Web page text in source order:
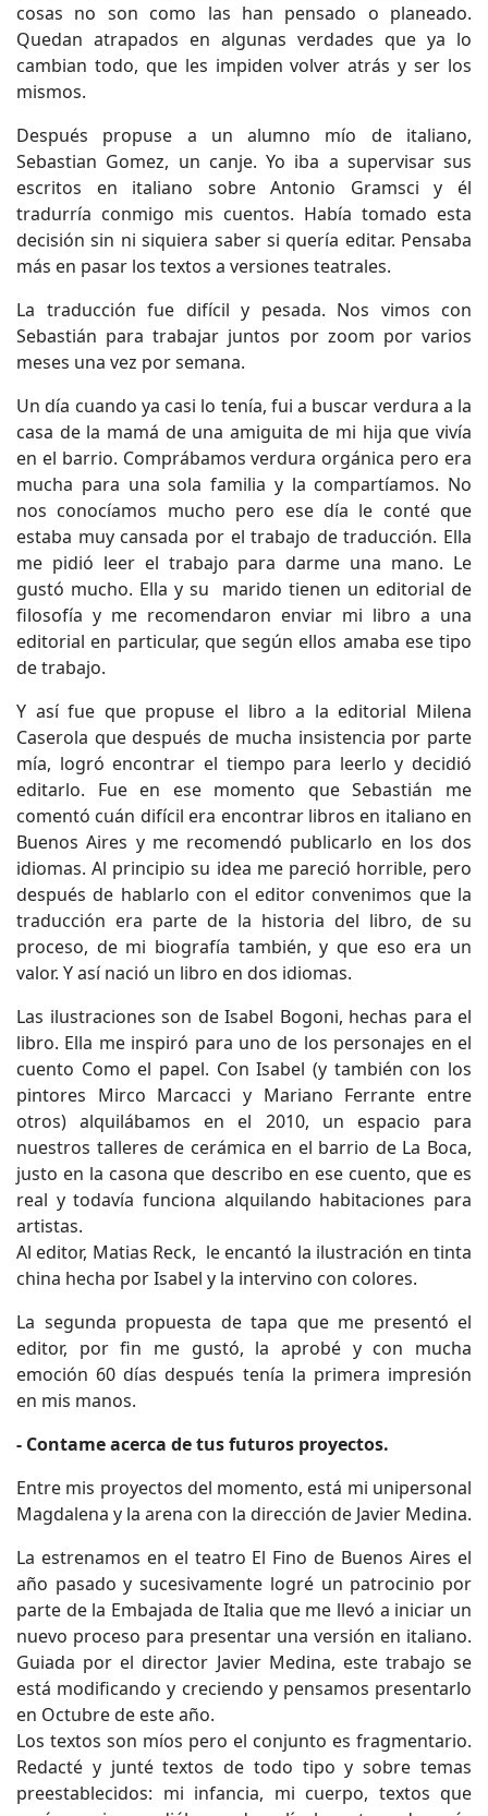
cosas no son como las han pensado o planeado.
Quedan atrapados en algunas verdades que ya lo
cambian todo, que les impiden volver atrás y ser los
mismos.
Después propuse a un alumno mío de italiano,
Sebastian Gomez, un canje. Yo iba a supervisar sus
escritos en italiano sobre Antonio Gramsci y él
tradurría conmigo mis cuentos. Había tomado esta
decisión sin ni siquiera saber si quería editar. Pensaba
más en pasar los textos a versiones teatrales.
La traducción fue difícil y pesada. Nos vimos con
Sebastián para trabajar juntos por zoom por varios
meses una vez por semana.
Un día cuando ya casi lo tenía, fui a buscar verdura a la
casa de la mamá de una amiguita de mi hija que vivía
en el barrio. Comprábamos verdura orgánica pero era
mucha para una sola familia y la compartíamos. No
nos conocíamos mucho pero ese día le conté que
estaba muy cansada por el trabajo de traducción. Ella
me pidió leer el trabajo para darme una mano. Le
gustó mucho. Ella y su marido tienen un editorial de
filosofía y me recomendaron enviar mi libro a una
editorial en particular, que según ellos amaba ese tipo
de trabajo.
Y así fue que propuse el libro a la editorial Milena
Caserola que después de mucha insistencia por parte
mía, logró encontrar el tiempo para leerlo y decidió
editarlo. Fue en ese momento que Sebastián me
comentó cuán difícil era encontrar libros en italiano en
Buenos Aires y me recomendó publicarlo en los dos
idiomas. Al principio su idea me pareció horrible, pero
después de hablarlo con el editor convenimos que la
traducción era parte de la historia del libro, de su
proceso, de mi biografía también, y que eso era un
valor. Y así nació un libro en dos idiomas.
Las ilustraciones son de Isabel Bogoni, hechas para el
libro. Ella me inspiró para uno de los personajes en el
cuento Como el papel. Con Isabel (y también con los
pintores Mirco Marcacci y Mariano Ferrante entre
otros) alquilábamos en el 2010, un espacio para
nuestros talleres de cerámica en el barrio de La Boca,
justo en la casona que describo en ese cuento, que es
real y todavía funciona alquilando habitaciones para
artistas.
Al editor, Matias Reck, le encantó la ilustración en tinta
china hecha por Isabel y la intervino con colores.
La segunda propuesta de tapa que me presentó el
editor, por fin me gustó, la aprobé y con mucha
emoción 60 días después tenía la primera impresión
en mis manos.
- Contame acerca de tus futuros proyectos.
Entre mis proyectos del momento, está mi unipersonal
Magdalena y la arena con la dirección de Javier Medina.
La estrenamos en el teatro El Fino de Buenos Aires el
año pasado y sucesivamente logré un patrocinio por
parte de la Embajada de Italia que me llevó a iniciar un
nuevo proceso para presentar una versión en italiano.
Guiada por el director Javier Medina, este trabajo se
está modificando y creciendo y pensamos presentarlo
en Octubre de este año.
Los textos son míos pero el conjunto es fragmentario.
Redacté y junté textos de todo tipo y sobre temas
preestablecidos: mi infancia, mi cuerpo, textos que